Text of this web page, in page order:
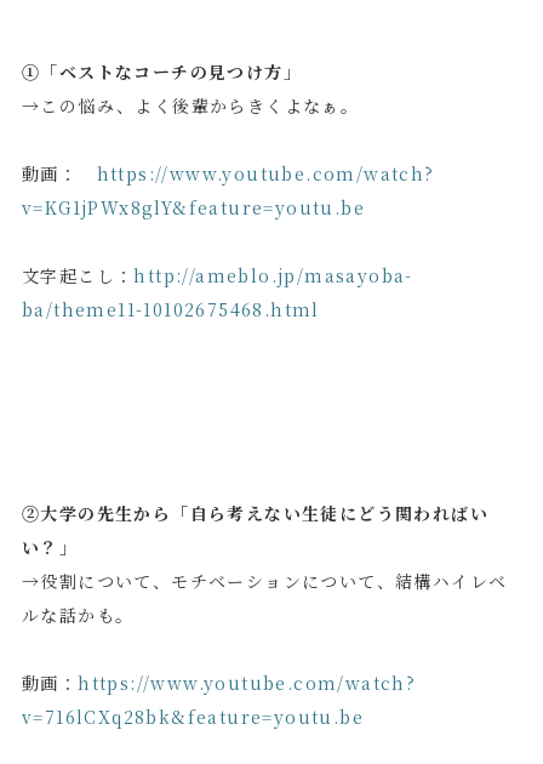
①「ベストなコーチの見つけ方」
→この悩み、よく後輩からきくよなぁ。
動画： https://www.youtube.com/watch?
v=KG1jPWx8glY&feature=youtu.be
文字起こし：http://ameblo.jp/masayoba-
ba/theme11-10102675468.html
②大学の先生から「自ら考えない生徒にどう関わればい
い？」
→役割について、モチベーションについて、結構ハイレベ
ルな話かも。
動画：https://www.youtube.com/watch?
v=716lCXq28bk&feature=youtu.be